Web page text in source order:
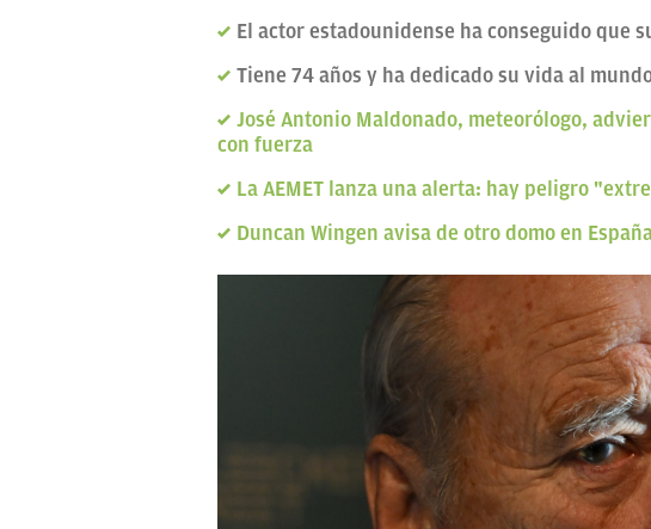
El actor estadounidense ha conseguido que
Tiene 74 años y ha dedicado su vida al
José Antonio Maldonado, meteorólogo,
con fuerza
La AEMET lanza una alerta: hay peligro
Duncan Wingen avisa de otro domo en